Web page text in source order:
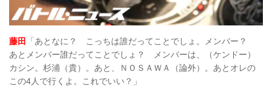
藤田
「あとなに？ こっちは誰だってことでしょ。メンバー？
あとメンバー誰だってことでしょ？ メンバーは、（ケンドー）
カシン。杉浦（貴）。あと、ＮＯＳＡＷＡ（論外）。あとオレの
この4人で行くよ。これでいい？」